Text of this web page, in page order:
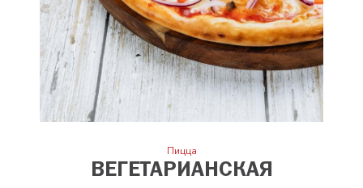
Пицца
ВЕГЕТАРИАНСКАЯ